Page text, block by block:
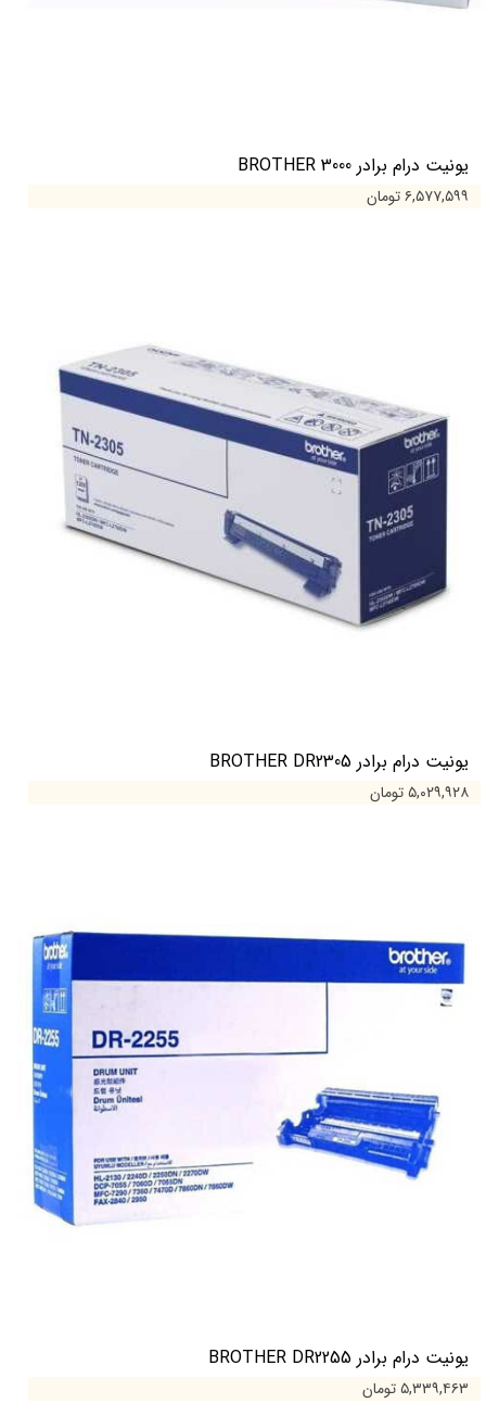
یونیت درام برادر BROTHER 3000
۶,۵۷۷,۵۹۹ تومان
یونیت درام برادر BROTHER DR2305
۵,۰۲۹,۹۲۸ تومان
یونیت درام برادر BROTHER DR2255
۵,۳۳۹,۴۶۳ تومان